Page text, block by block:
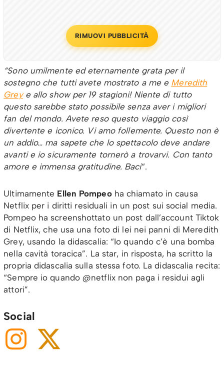
RIMUOVI PUBBLICITÀ
“Sono umilmente ed eternamente grata per il
sostegno che tutti avete mostrato a me e Meredith
Greye allo show per 19 stagioni! Niente di tutto
questo sarebbe stato possibile senza aver i migliori
fan del mondo. Avete reso questo viaggio così
divertente e iconico. Vi amo follemente. Questo non è
un addio… ma sapete che lo spettacolo deve andare
avanti e io sicuramente tornerò a trovarvi. Con tanto
amore e immensa gratitudine. Baci“.
Ultimamente Ellen Pompeoha chiamato in causa
Netflix per i diritti residuali in un post sui social media.
Pompeo ha screenshottato un post dall’account Tiktok
di Netflix, che usa una foto di lei nei panni di Meredith
Grey, usando la didascalia: “Io quando c’è una bomba
nella cavità toracica”. La star, in risposta, ha scritto la
propria didascalia sulla stessa foto. La didascalia recita:
“Sempre io quando @netflix non paga i residui agli
attori”.
Social